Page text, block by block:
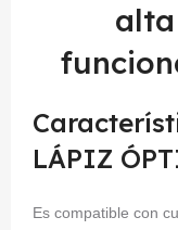
LÁPIZ
Es compatible con